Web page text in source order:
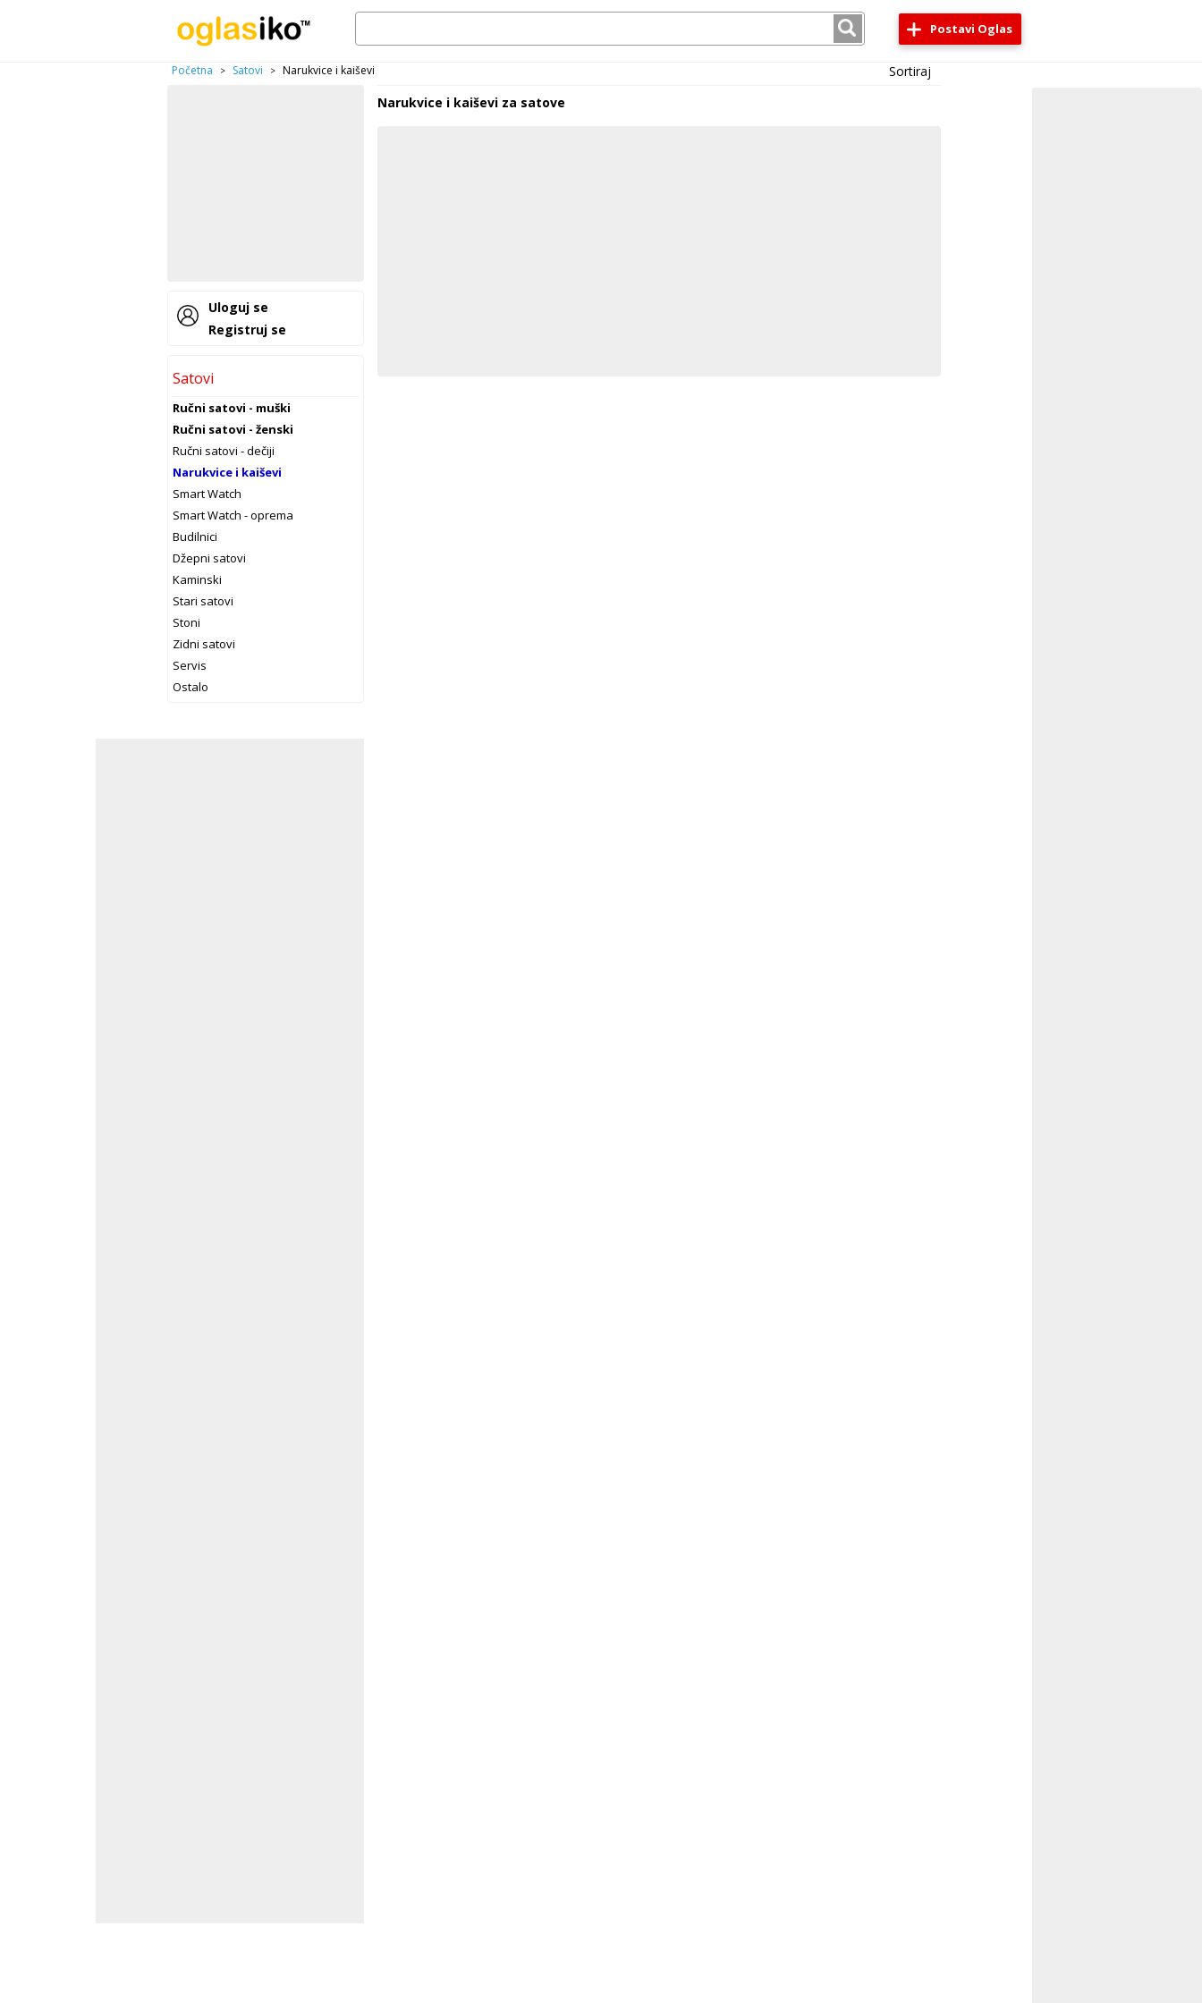
Postavi Oglas
Početna > Satovi > Narukvice i kaiševi Sortiraj
Uloguj se
Registruj se
Satovi
Ručni satovi - muški
Ručni satovi - ženski
Ručni satovi - dečiji
Narukvice i kaiševi
Smart Watch
Smart Watch - oprema
Budilnici
Džepni satovi
Kaminski
Stari satovi
Stoni
Zidni satovi
Servis
Ostalo
Narukvice i kaiševi za satove